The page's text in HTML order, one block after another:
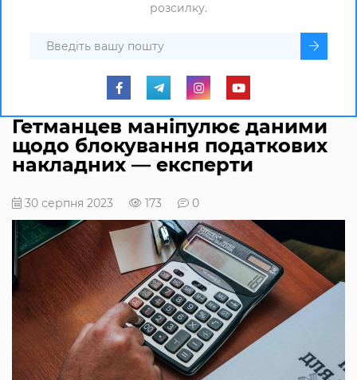
розсилку.
Гетманцев маніпулює даними
щодо блокування податкових
накладних — експерти
30 серпня 2023 173 0